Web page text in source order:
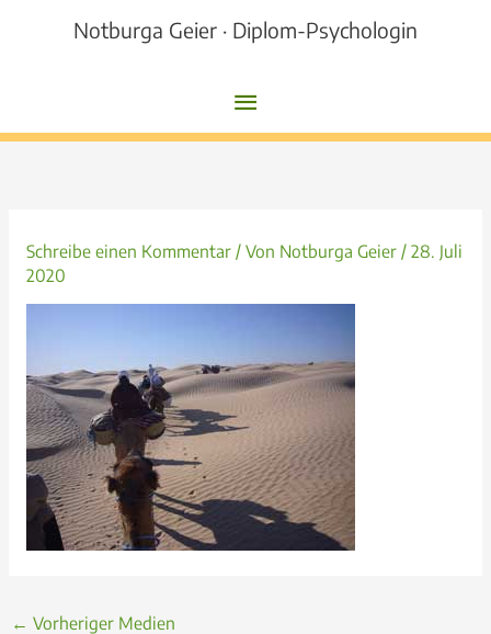
Notburga Geier · Diplom-Psychologin
Hauptmenü
Schreibe einen Kommentar / Von Notburga Geier / 28. Juli
2020
← Vorheriger Medien